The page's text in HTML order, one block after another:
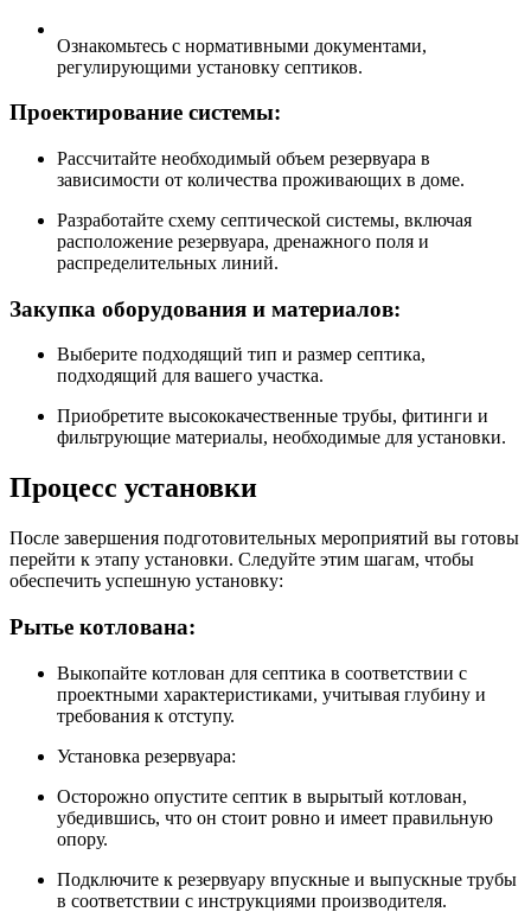
Ознакомьтесь с нормативными документами,
регулирующими установку септиков.
Проектирование системы:
Рассчитайте необходимый объем резервуара в
зависимости от количества проживающих в доме.
Разработайте схему септической системы, включая
расположение резервуара, дренажного поля и
распределительных линий.
Закупка оборудования и материалов:
Выберите подходящий тип и размер септика,
подходящий для вашего участка.
Приобретите высококачественные трубы, фитинги и
фильтрующие материалы, необходимые для установки.
Процесс установки
После завершения подготовительных мероприятий вы готовы
перейти к этапу установки. Следуйте этим шагам, чтобы
обеспечить успешную установку:
Рытье котлована:
Выкопайте котлован для септика в соответствии с
проектными характеристиками, учитывая глубину и
требования к отступу.
Установка резервуара:
Осторожно опустите септик в вырытый котлован,
убедившись, что он стоит ровно и имеет правильную
опору.
Подключите к резервуару впускные и выпускные трубы
в соответствии с инструкциями производителя.